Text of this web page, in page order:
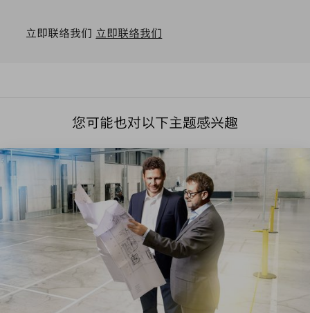
立即联络我们 立即联络我们
您可能也对以下主题感兴趣